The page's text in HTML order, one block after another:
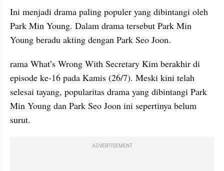
Ini menjadi drama paling populer yang dibintangi oleh
Park Min Young. Dalam drama tersebut Park Min
Young beradu akting dengan Park Seo Joon.
rama What’s Wrong With Secretary Kim berakhir di
episode ke-16 pada Kamis (26/7). Meski kini telah
selesai tayang, popularitas drama yang dibintangi Park
Min Young dan Park Seo Joon ini sepertinya belum
surut.
ADVERTISEMENT